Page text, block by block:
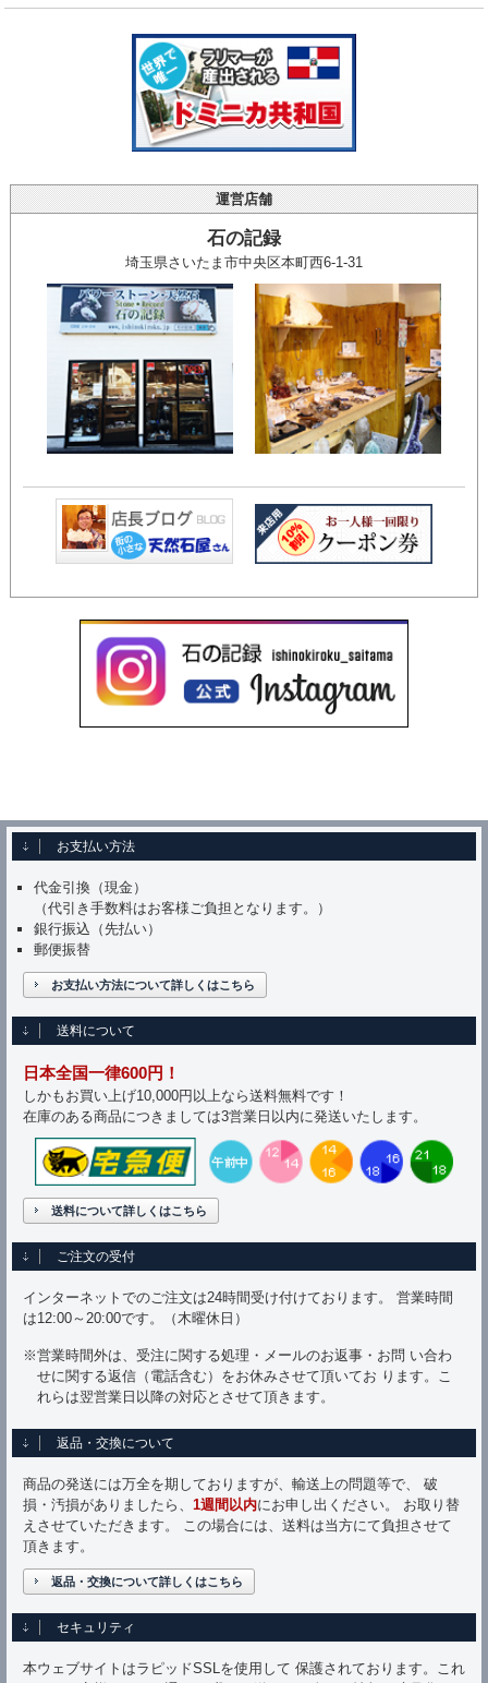
運営店舗
石の記録
埼玉県さいたま市中央区本町西6-1-31
お支払い方法
代金引換（現金）
（代引き手数料はお客様ご負担となります。）
銀行振込（先払い）
郵便振替
お支払い方法について詳しくはこちら
送料について
日本全国一律600円！
しかもお買い上げ10,000円以上なら送料無料です！
在庫のある商品につきましては3営業日以内に発送いたします。
送料について詳しくはこちら
ご注文の受付
インターネットでのご注文は24時間受け付けております。 営業時間
は12:00～20:00です。（木曜休日）
※営業時間外は、受注に関する処理・メールのお返事・お問 い合わ
せに関する返信（電話含む）をお休みさせて頂いてお ります。こ
れらは翌営業日以降の対応とさせて頂きます。
返品・交換について
商品の発送には万全を期しておりますが、輸送上の問題等で、 破
損・汚損がありましたら、 1週間以内にお申し出ください。 お取り替
えさせていただきます。 この場合には、送料は当方にて負担させて
頂きます。
返品・交換について詳しくはこちら
セキュリティ
本ウェブサイトはラピッドSSLを使用して 保護されております。これ